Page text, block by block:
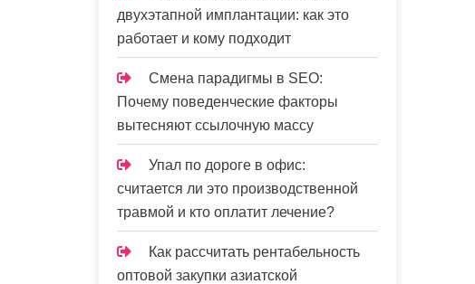
двухэтапной имплантации: как это
работает и кому подходит
Смена парадигмы в SEO:
Почему поведенческие факторы
вытесняют ссылочную массу
Упал по дороге в офис:
считается ли это производственной
травмой и кто оплатит лечение?
Как рассчитать рентабельность
оптовой закупки азиатской